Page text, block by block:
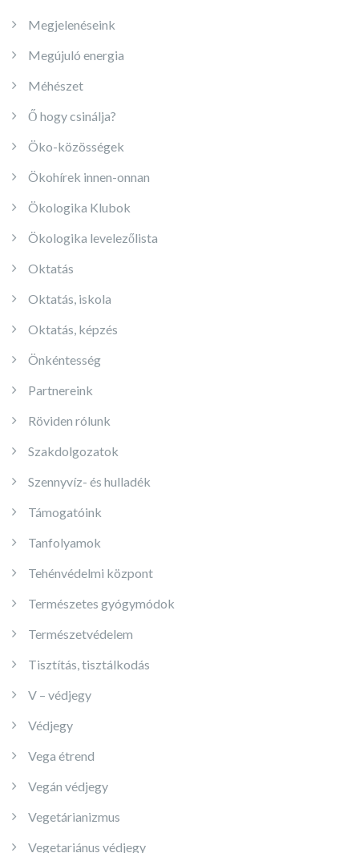
Megjelenéseink
Megújuló energia
Méhészet
Ő hogy csinálja?
Öko-közösségek
Ökohírek innen-onnan
Ökologika Klubok
Ökologika levelezőlista
Oktatás
Oktatás, iskola
Oktatás, képzés
Önkéntesség
Partnereink
Röviden rólunk
Szakdolgozatok
Szennyvíz- és hulladék
Támogatóink
Tanfolyamok
Tehénvédelmi központ
Természetes gyógymódok
Természetvédelem
Tisztítás, tisztálkodás
V – védjegy
Védjegy
Vega étrend
Vegán védjegy
Vegetárianizmus
Vegetariánus védjegy